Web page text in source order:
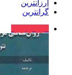
ارزانترین
گرانترین